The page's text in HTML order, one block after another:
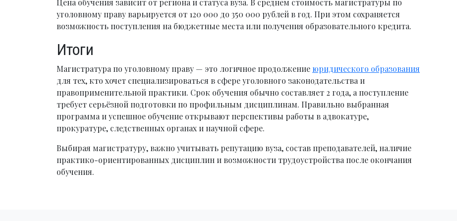
Цена обучения зависит от региона и статуса вуза. В среднем стоимость магистратуры по
уголовному праву варьируется от 120 000 до 350 000 рублей в год. При этом сохраняется
возможность поступления на бюджетные места или получения образовательного кредита.
Итоги
Магистратура по уголовному праву — это логичное продолжение юридического образования
для тех, кто хочет специализироваться в сфере уголовного законодательства и
правоприменительной практики. Срок обучения обычно составляет 2 года, а поступление
требует серьёзной подготовки по профильным дисциплинам. Правильно выбранная
программа и успешное обучение открывают перспективы работы в адвокатуре,
прокуратуре, следственных органах и научной сфере.
Выбирая магистратуру, важно учитывать репутацию вуза, состав преподавателей, наличие
практико-ориентированных дисциплин и возможности трудоустройства после окончания
обучения.